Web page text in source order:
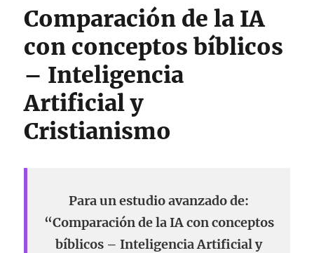
Comparación de la IA
con conceptos bíblicos
– Inteligencia
Artificial y
Cristianismo
Para un estudio avanzado de:
“Comparación de la IA con conceptos
bíblicos – Inteligencia Artificial y